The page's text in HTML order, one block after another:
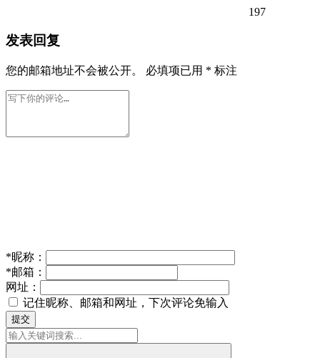
197
发表回复
您的邮箱地址不会被公开。 必填项已用 * 标注
*昵称：
*邮箱：
网址：
记住昵称、邮箱和网址，下次评论免输入
提交